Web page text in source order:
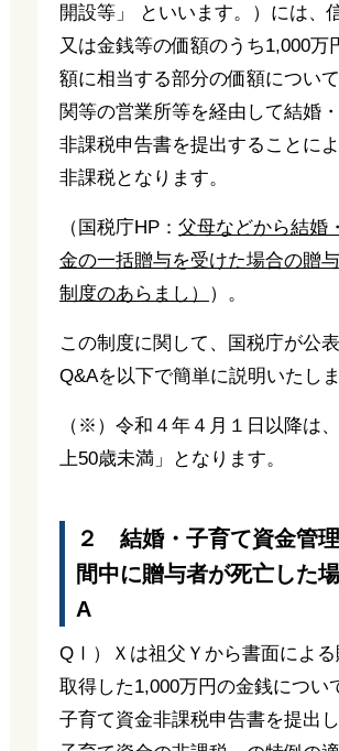
開設等」 といいます。）には、
又は金銭等の価額のうち1,000万
額に相当する部分の価額につい
関等の営業所等を経由して結婚
非課税申告書を提出することに
非課税となります。
（国税庁HP： 父母などから結婚
金の一括贈与を受けた場合の贈
制度のあらまし）
）。
この制度に関して、国税庁が公
Q&Aを以下で簡単に説明いたしま
（※）令和４年４月１日以降は
上50歳未満」となります。
２ 結婚・子育て資金管
間中に贈与者が死亡した
A
QⅠ）Ｘは祖父Ｙから書面による
取得した1,000万円の金銭につい
子育て資金非課税申告書を提出